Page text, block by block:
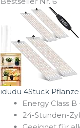
idudu 4Stück
Energy Class
24-Stunden-